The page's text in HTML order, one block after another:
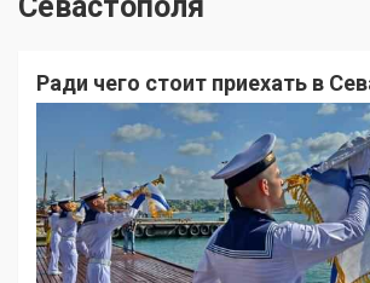
Ради чего стоит приехать в